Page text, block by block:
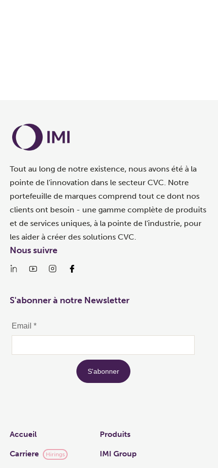
Tout au long de notre existence, nous avons été à la
pointe de l'innovation dans le secteur CVC. Notre
portefeuille de marques comprend tout ce dont nos
clients ont besoin - une gamme complète de produits
et de services uniques, à la pointe de l'industrie, pour
les aider à créer des solutions CVC.
Links
Accueil Produits
Carriere Hirings IMI Group
Nous suivre
S'abonner à notre Newsletter